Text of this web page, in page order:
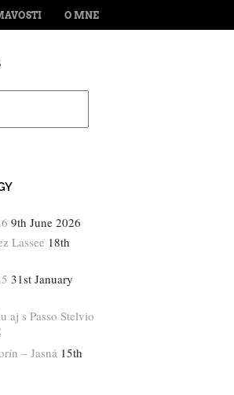
O MNE
9th June 2026
Lassee 18th
31st January
aj s Passo Stelvio
– Jasná 15th